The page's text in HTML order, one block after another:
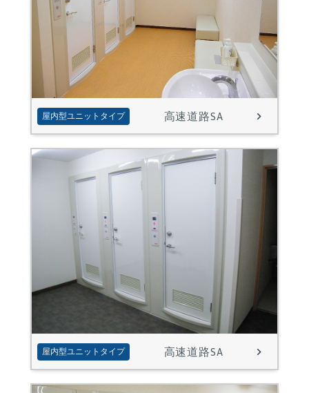
屋内型ユニットタイプ 高速道路SA
屋内型ユニットタイプ 高速道路SA